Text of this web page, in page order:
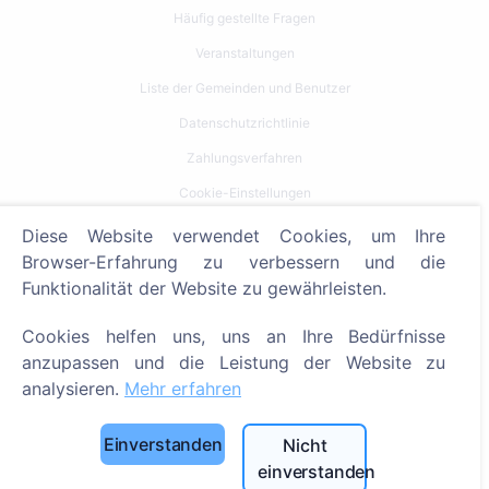
Häufig gestellte Fragen
Veranstaltungen
Liste der Gemeinden und Benutzer
Datenschutzrichtlinie
Zahlungsverfahren
Cookie-Einstellungen
Suche
Bestattete suchen
Dienstleistungen
Kontakt
SIA "CEMETY", LV40103618951
Diese Website verwendet Cookies, um Ihre
Browser-Erfahrung zu verbessern und die
Funktionalität der Website zu gewährleisten.
Cookies helfen uns, uns an Ihre Bedürfnisse
anzupassen und die Leistung der Website zu
analysieren. Mehr erfahren
Einverstanden
Nicht
einverstanden